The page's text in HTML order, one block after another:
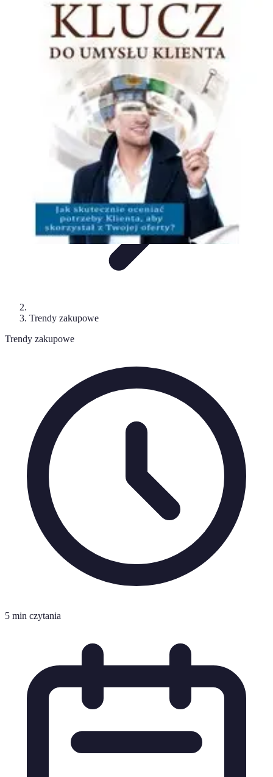
Oferty Zakupowe
Analiza ofert Tendencje zakupowe
Porady
Porady Zakupowe
Oferty Zakupowe
Trendy zakupowe
Trendy zakupowe
5 min czytania